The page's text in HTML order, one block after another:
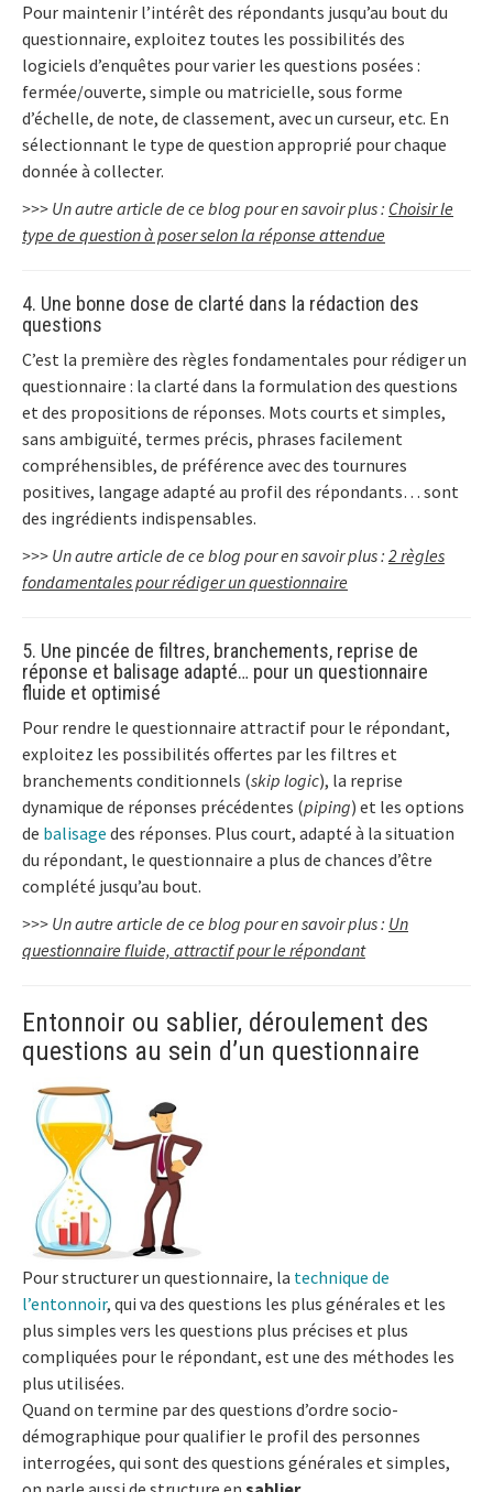
Pour maintenir l’intérêt des répondants jusqu’au bout du
questionnaire, exploitez toutes les possibilités des
logiciels d’enquêtes pour varier les questions posées :
fermée/ouverte, simple ou matricielle, sous forme
d’échelle, de note, de classement, avec un curseur, etc. En
sélectionnant le type de question approprié pour chaque
donnée à collecter.
>>> Un autre article de ce blog pour en savoir plus : Choisir le
type de question à poser selon la réponse attendue
4. Une bonne dose de clarté dans la rédaction des
questions
C’est la première des règles fondamentales pour rédiger un
questionnaire : la clarté dans la formulation des questions
et des propositions de réponses. Mots courts et simples,
sans ambiguïté, termes précis, phrases facilement
compréhensibles, de préférence avec des tournures
positives, langage adapté au profil des répondants… sont
des ingrédients indispensables.
>>> Un autre article de ce blog pour en savoir plus : 2 règles
fondamentales pour rédiger un questionnaire
5. Une pincée de filtres, branchements, reprise de
réponse et balisage adapté… pour un questionnaire
fluide et optimisé
Pour rendre le questionnaire attractif pour le répondant,
exploitez les possibilités offertes par les filtres et
branchements conditionnels (skip logic), la reprise
dynamique de réponses précédentes (piping) et les options
de balisage des réponses. Plus court, adapté à la situation
du répondant, le questionnaire a plus de chances d’être
complété jusqu’au bout.
>>> Un autre article de ce blog pour en savoir plus : Un
questionnaire fluide, attractif pour le répondant
Entonnoir ou sablier, déroulement des
questions au sein d’un questionnaire
Pour structurer un questionnaire, la technique de
l’entonnoir, qui va des questions les plus générales et les
plus simples vers les questions plus précises et plus
compliquées pour le répondant, est une des méthodes les
plus utilisées.
Quand on termine par des questions d’ordre socio-
démographique pour qualifier le profil des personnes
interrogées, qui sont des questions générales et simples,